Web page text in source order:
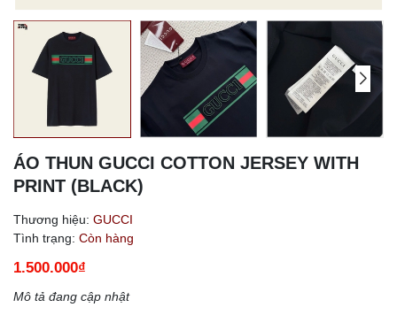
ÁO THUN GUCCI COTTON JERSEY WITH
PRINT (BLACK)
Thương hiệu: GUCCI
Tình trạng: Còn hàng
1.500.000₫
Mô tả đang cập nhật